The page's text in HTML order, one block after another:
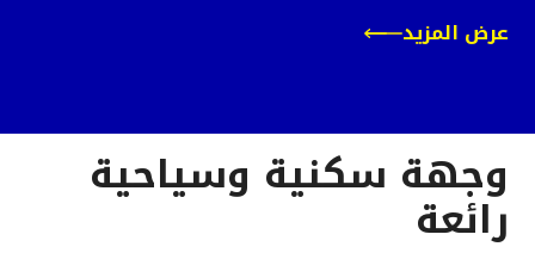
عرض المزيد
وجهة سكنية وسياحية
رائعة